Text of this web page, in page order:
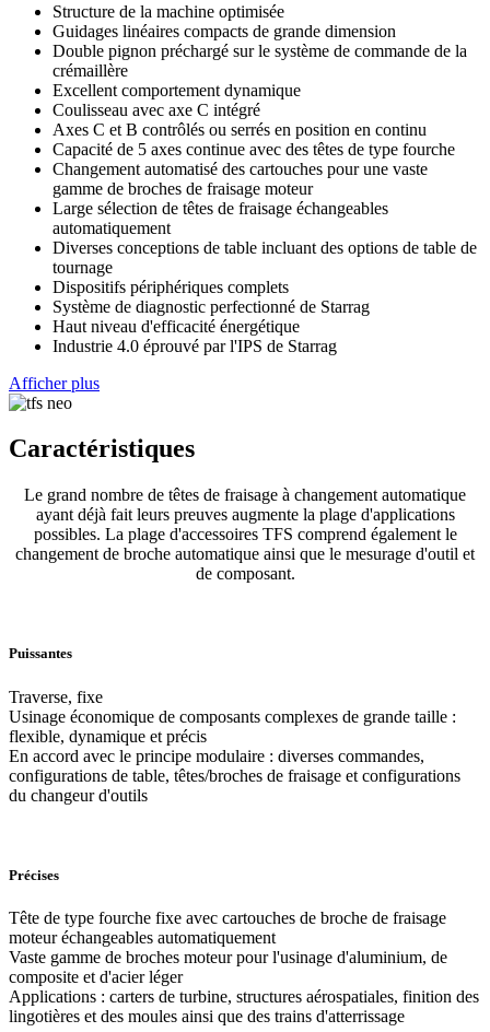
Structure de la machine optimisée
Guidages linéaires compacts de grande dimension
Double pignon préchargé sur le système de commande de la
crémaillère
Excellent comportement dynamique
Coulisseau avec axe C intégré
Axes C et B contrôlés ou serrés en position en continu
Capacité de 5 axes continue avec des têtes de type fourche
Changement automatisé des cartouches pour une vaste
gamme de broches de fraisage moteur
Large sélection de têtes de fraisage échangeables
automatiquement
Diverses conceptions de table incluant des options de table de
tournage
Dispositifs périphériques complets
Système de diagnostic perfectionné de Starrag
Haut niveau d'efficacité énergétique
Industrie 4.0 éprouvé par l'IPS de Starrag
Afficher plus
Caractéristiques
Le grand nombre de têtes de fraisage à changement automatique
ayant déjà fait leurs preuves augmente la plage d'applications
possibles. La plage d'accessoires TFS comprend également le
changement de broche automatique ainsi que le mesurage d'outil et
de composant.
Puissantes
Traverse, fixe
Usinage économique de composants complexes de grande taille :
flexible, dynamique et précis
En accord avec le principe modulaire : diverses commandes,
configurations de table, têtes/broches de fraisage et configurations
du changeur d'outils
Précises
Tête de type fourche fixe avec cartouches de broche de fraisage
moteur échangeables automatiquement
Vaste gamme de broches moteur pour l'usinage d'aluminium, de
composite et d'acier léger
Applications : carters de turbine, structures aérospatiales, finition des
lingotières et des moules ainsi que des trains d'atterrissage